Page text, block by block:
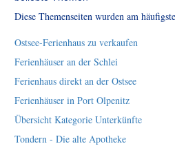
Diese Themenseiten wurden am
Ostsee-Ferienhaus zu verkaufen
Ferienhäuser an der Schlei
Ferienhaus direkt an der Ostsee
Ferienhäuser in Port Olpenitz
Übersicht Kategorie Unterkünfte
Tondern - Die alte Apotheke